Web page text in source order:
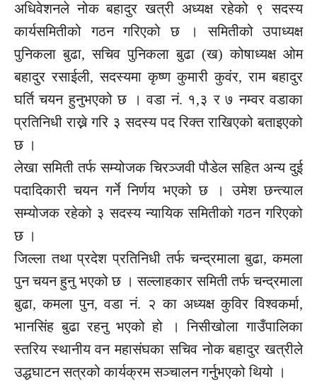
अधिवेशनले नोक बहादुर खत्री अध्यक्ष रहेको ९ सदस्य
कार्यसमितीको गठन गरिएको छ । समितीको उपाध्यक्ष
पुनिकला बुढा, सचिव पुनिकला बुढा (ख) कोषाध्यक्ष ओम
बहादुर रसाईली, सदस्यमा कृष्ण कुमारी कुवंर, राम बहादुर
घर्ति चयन हुनुभएको छ । वडा नं. १,३ र ७ नम्वर वडाका
प्रतिनिधी राख्ने गरि ३ सदस्य पद रिक्त राखिएको बताइएको
छ ।
लेखा समिती तर्फ सम्योजक चिरञ्जवी पौडेल सहित अन्य दुई
पदादिकारी चयन गर्ने निर्णय भएको छ । उमेश छन्त्याल
सम्योजक रहेको ३ सदस्य न्यायिक समितीको गठन गरिएको
छ ।
जिल्ला तथा प्रदेश प्रतिनिधी तर्फ चन्द्रमाला बुढा, कमला
पुन चयन हुनु भएको छ । सल्लाहकार समिती तर्फ चन्द्रमाला
बुढा, कमला पुन, वडा नं. २ का अध्यक्ष कुविर विश्वकर्मा,
भानसिंह बुढा रहनु भएको हो । निसीखोला गाउँपालिका
स्तरिय स्थानीय वन महासंघका सचिव नोक बहादुर खत्रीले
उद्धघाटन सत्रको कार्यक्रम सञ्चालन गर्नुभएको थियो ।